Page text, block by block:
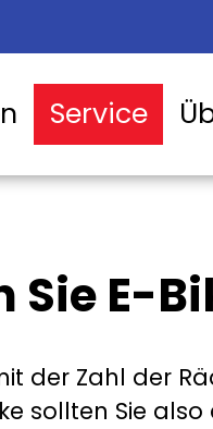
Service
E-
der Zahl der
sollten Sie